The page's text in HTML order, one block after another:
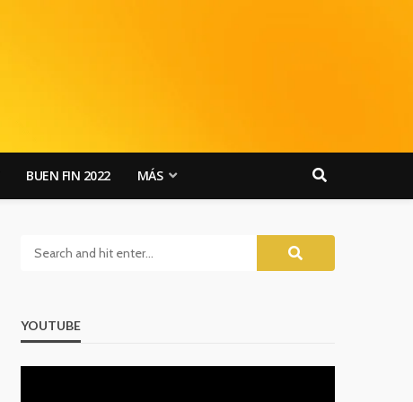
BUEN FIN 2022 MÁS
YOUTUBE